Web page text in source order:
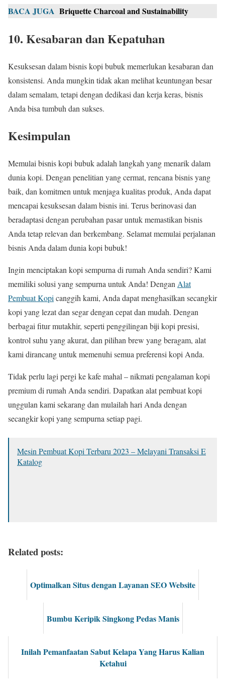
BACA JUGA Briquette Charcoal and Sustainability
10. Kesabaran dan Kepatuhan
Kesuksesan dalam bisnis kopi bubuk memerlukan kesabaran dan
konsistensi. Anda mungkin tidak akan melihat keuntungan besar
dalam semalam, tetapi dengan dedikasi dan kerja keras, bisnis
Anda bisa tumbuh dan sukses.
Kesimpulan
Memulai bisnis kopi bubuk adalah langkah yang menarik dalam
dunia kopi. Dengan penelitian yang cermat, rencana bisnis yang
baik, dan komitmen untuk menjaga kualitas produk, Anda dapat
mencapai kesuksesan dalam bisnis ini. Terus berinovasi dan
beradaptasi dengan perubahan pasar untuk memastikan bisnis
Anda tetap relevan dan berkembang. Selamat memulai perjalanan
bisnis Anda dalam dunia kopi bubuk!
Ingin menciptakan kopi sempurna di rumah Anda sendiri? Kami
memiliki solusi yang sempurna untuk Anda! DenganAlat
Pembuat Kopicanggih kami, Anda dapat menghasilkan secangkir
kopi yang lezat dan segar dengan cepat dan mudah. Dengan
berbagai fitur mutakhir, seperti penggilingan biji kopi presisi,
kontrol suhu yang akurat, dan pilihan brew yang beragam, alat
kami dirancang untuk memenuhi semua preferensi kopi Anda.
Tidak perlu lagi pergi ke kafe mahal – nikmati pengalaman kopi
premium di rumah Anda sendiri. Dapatkan alat pembuat kopi
unggulan kami sekarang dan mulailah hari Anda dengan
secangkir kopi yang sempurna setiap pagi.
Mesin Pembuat Kopi Terbaru 2023 – Melayani Transaksi E
Katalog
Related posts:
Optimalkan Situs dengan Layanan SEO Website
Bumbu Keripik Singkong Pedas Manis
Inilah Pemanfaatan Sabut Kelapa Yang Harus Kalian
Ketahui